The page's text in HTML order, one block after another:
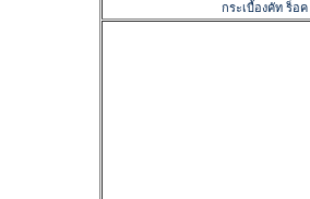
กระเบื้องคัท ร็อค